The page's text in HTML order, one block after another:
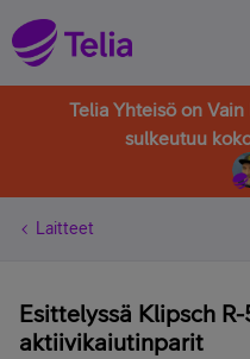
Telia Yhteisö on
sulkeutuu
Laitteet
Esittelyssä Klipsch
aktiivikaiutinparit